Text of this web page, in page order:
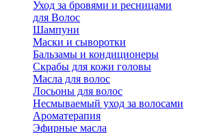
Уход за бровями и ресницами
для Волос
Шампуни
Маски и сыворотки
Бальзамы и кондиционеры
Скрабы для кожи головы
Масла для волос
Лосьоны для волос
Несмываемый уход за волосами
Ароматерапия
Эфирные масла